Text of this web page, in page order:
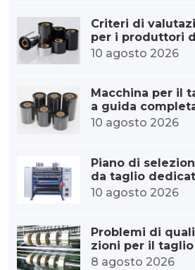
Criteri di
per i produttori
taglio di nastri
10 agosto 2026
Macchina per il
a guida
alla messa in
10 agosto 2026
Piano di
da taglio
e di nastri per
10 agosto 2026
Problemi di
zioni per il
8 agosto 2026